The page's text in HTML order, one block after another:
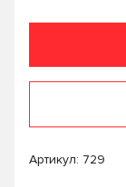
Артикул: 729